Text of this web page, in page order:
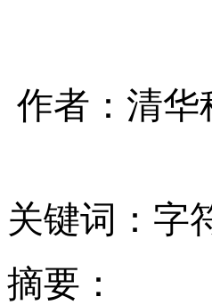
作者：清华
关键词：字
摘要：